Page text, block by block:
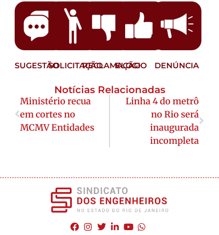
SUGESTÃOSOLICITAÇÃORECLAMAÇÃO
ELOGIO DENÚNCIA
Notícias Relacionadas
Ministério recua
em cortes no
MCMV Entidades
Linha 4 do metrô
no Rio será
inaugurada
incompleta